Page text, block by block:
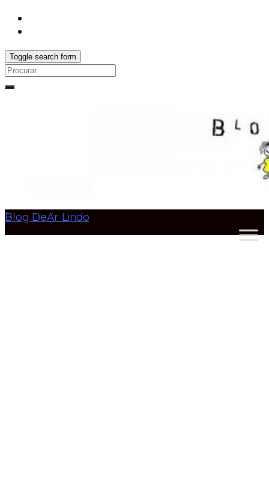
Toggle search form
Search
Blog DeAr Lindo